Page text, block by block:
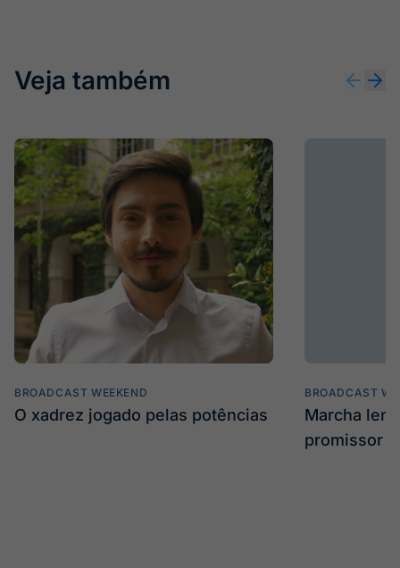
Veja também
BROADCAST WEEKEND
O xadrez jogado pelas potências
BROADCAST
Marcha
promissor